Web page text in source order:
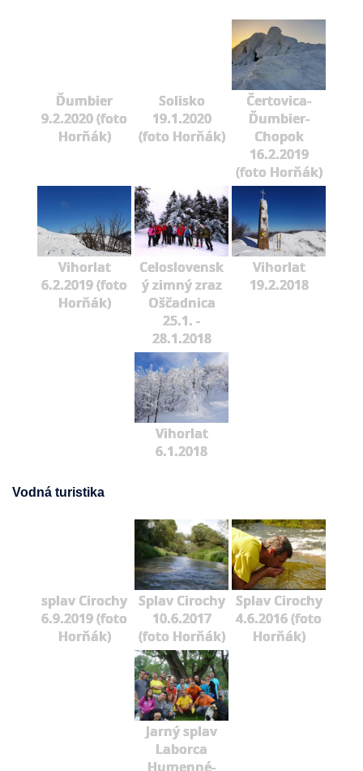
Ďumbier
9.2.2020 (foto
Horňák)
Solisko
19.1.2020
(foto Horňák)
Čertovica-
Ďumbier-
Chopok
16.2.2019
(foto Horňák)
Vihorlat
6.2.2019 (foto
Horňák)
Celoslovensk
ý zimný zraz
Oščadnica
25.1. -
28.1.2018
Vihorlat
19.2.2018
Vihorlat
6.1.2018
Vodná turistika
splav Cirochy
6.9.2019 (foto
Horňák)
Splav Cirochy
10.6.2017
(foto Horňák)
Splav Cirochy
4.6.2016 (foto
Horňák)
Jarný splav
Laborca
Humenné-